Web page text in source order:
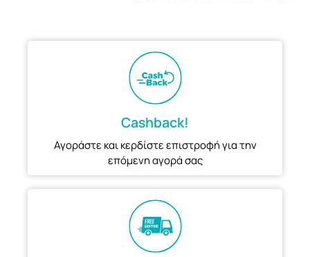
Cashback!
Αγοράστε και κερδίστε επιστροφή για την
επόμενη αγορά σας